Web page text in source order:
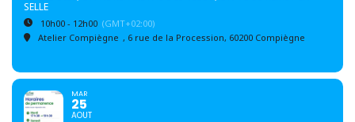
SELLE
10h00 - 12h00 (GMT+02:00)
Atelier Compiègne , 6 rue de la Procession, 60200 Compiègne
MAR
25
AOUT